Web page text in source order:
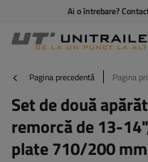
Ai o întrebare?
Pagina precedentă Pagina
Set de două
remorcă de 13-
plate 710/200 mm